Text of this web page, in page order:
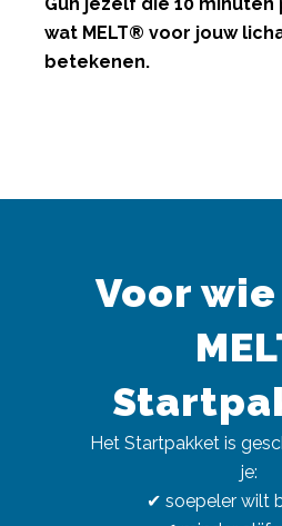
wat MELT® voor jouw
betekenen.
Voor
Het Startpakket is
je:
✔ soepeler wilt